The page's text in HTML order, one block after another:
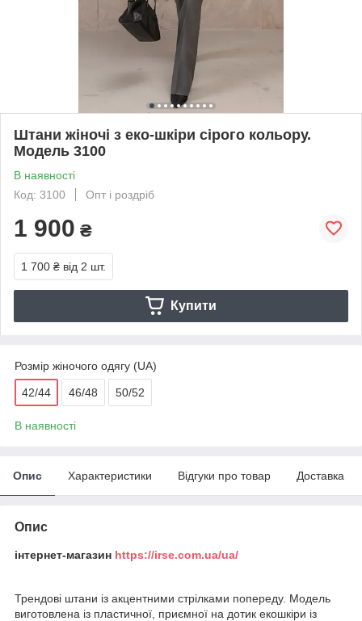
Штани жіночі з еко-шкіри сірого кольору.
Модель 3100
В наявності
Код: 3100
Опт і роздріб
1 900 ₴
1 700 ₴ від 2 шт.
Купити
Розмір жіночого одягу (UA)
42/44 46/48 50/52
В наявності
Опис Характеристики Відгуки про товар Доставка
Опис
інтернет-магазин https://irse.com.ua/ua/
Трендові штани із акцентними стрілками попереду. Модель
виготовлена із пластичної, приємної на дотик екошкіри із